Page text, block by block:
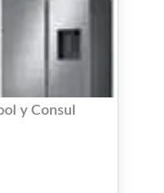
y Consul